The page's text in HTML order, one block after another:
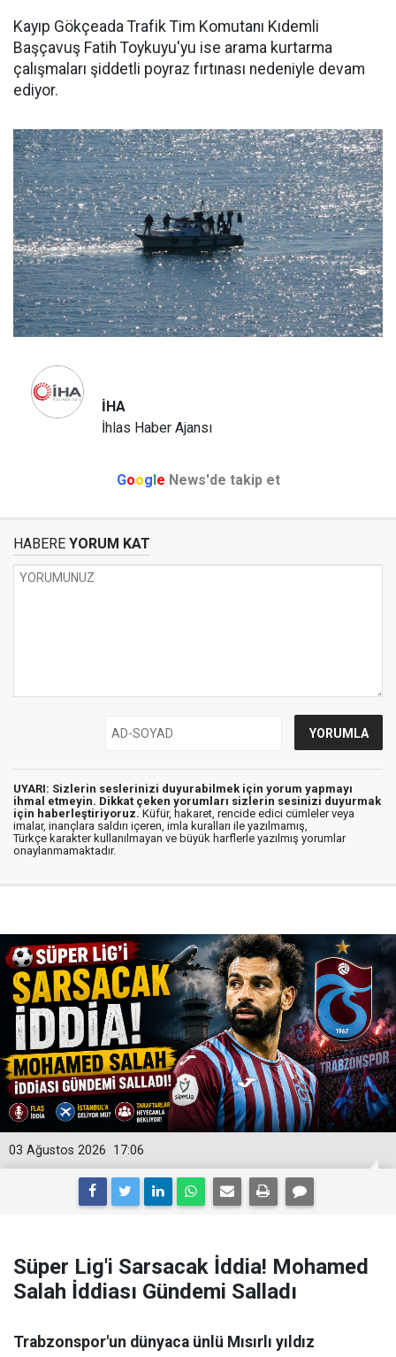
Kayıp Gökçeada Trafik Tim Komutanı Kıdemli
Başçavuş Fatih Toykuyu'yu ise arama kurtarma
çalışmaları şiddetli poyraz fırtınası nedeniyle devam
ediyor.
İHA
İhlas Haber Ajansı
Google News'de takip et
HABERE YORUM KAT
UYARI: Sizlerin seslerinizi duyurabilmek için yorum yapmayı
ihmal etmeyin. Dikkat çeken yorumları sizlerin sesinizi duyurmak
için haberleştiriyoruz. Küfür, hakaret, rencide edici cümleler veya
imalar, inançlara saldırı içeren, imla kuralları ile yazılmamış,
Türkçe karakter kullanılmayan ve büyük harflerle yazılmış yorumlar
onaylanmamaktadır.
17:06
03 Ağustos 2026
Süper Lig'i Sarsacak İddia! Mohamed
Salah İddiası Gündemi Salladı
Trabzonspor'un dünyaca ünlü Mısırlı yıldız